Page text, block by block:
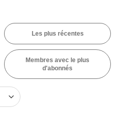
Les plus récentes
Membres avec le plus
d'abonnés